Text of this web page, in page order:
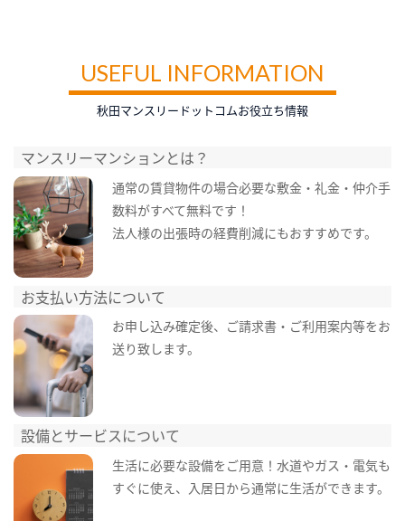
USEFUL INFORMATION
秋田マンスリードットコムお役立ち情報
マンスリーマンションとは？
通常の賃貸物件の場合必要な敷金・礼金・仲介手
数料がすべて無料です！
法人様の出張時の経費削減にもおすすめです。
お支払い方法について
お申し込み確定後、ご請求書・ご利用案内等をお
送り致します。
設備とサービスについて
生活に必要な設備をご用意！水道やガス・電気も
すぐに使え、入居日から通常に生活ができます。